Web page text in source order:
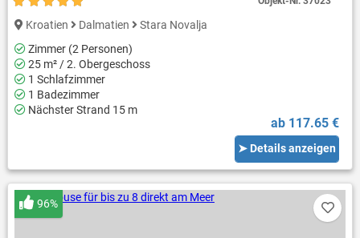
Kroatien Dalmatien
Stara Novalja
Zimmer (2 Personen)
25 m² / 2. Obergeschoss
1 Schlafzimmer
1 Badezimmer
Nächster Strand 15 m
ab 117.65 €
➤ Details anzeigen
96%